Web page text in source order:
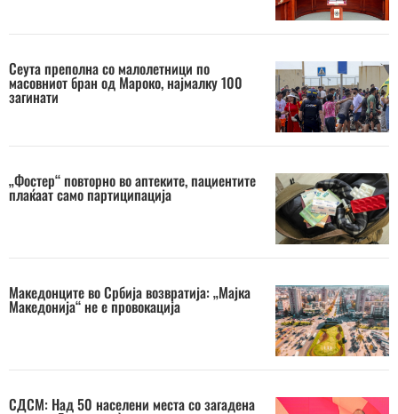
Сеута преполна со малолетници по
масовниот бран од Мароко, најмалку 100
загинати
„Фостер“ повторно во аптеките, пациентите
плаќаат само партиципација
Македонците во Србија возвратија: „Мајка
Македонија“ не е провокација
СДСМ: Над 50 населени места со загадена